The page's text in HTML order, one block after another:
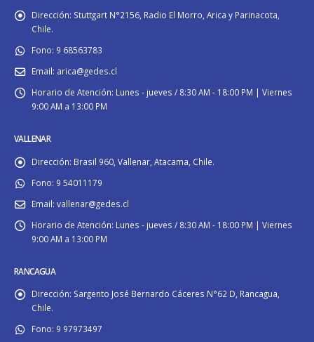
Dirección: Stuttgart N°2156, Radio El Morro, Arica y Parinacota,
Chile.
Fono: 9 68563783
Email: arica@gedes.cl
Horario de Atención: Lunes - jueves / 8:30 AM - 18:00 PM | Viernes
9:00 AM a 13:00 PM
VALLENAR
Dirección: Brasil 960, Vallenar, Atacama, Chile.
Fono: 9 54011179
Email: vallenar@gedes.cl
Horario de Atención: Lunes - jueves / 8:30 AM - 18:00 PM | Viernes
9:00 AM a 13:00 PM
RANCAGUA
Dirección: Sargento José Bernardo Cáceres N°62 D, Rancagua,
Chile.
Fono: 9 97973497